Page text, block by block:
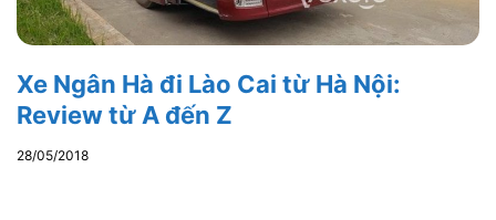
Xe Ngân Hà đi Lào Cai từ Hà Nội:
Review từ A đến Z
28/05/2018